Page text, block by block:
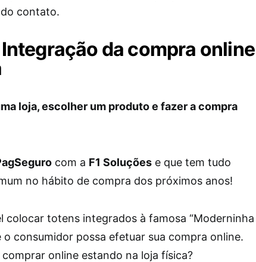
do contato.
Integração da compra online
loja, escolher um produto e fazer a compra
com a F1 Soluções e que tem tudo
no hábito de compra dos próximos anos!
colocar totens integrados à famosa “Moderninha
o consumidor possa efetuar sua compra online.
online estando na loja física?